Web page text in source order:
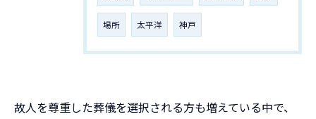
場所 太平洋 神戸
故人を尊重した葬儀を選択される方も増えている中で、